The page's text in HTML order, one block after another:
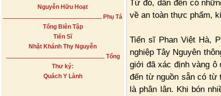
Nguyễn Hữu Hoạt
Phụ Tá
Tổng Biên Tập
Tiến Sĩ
Nhật Khánh Thy Nguyễn
Tổng
Thư ký:
Quách Y Lành
Từ đó, dẫn đến có
về an toàn thực phẩm,
Tiến sĩ Phan Việt Hà,
nghiệp Tây Nguyên
giới đã xác định vàng ô
đến từ nguồn sẵn có từ
là phân lân. Khi bón